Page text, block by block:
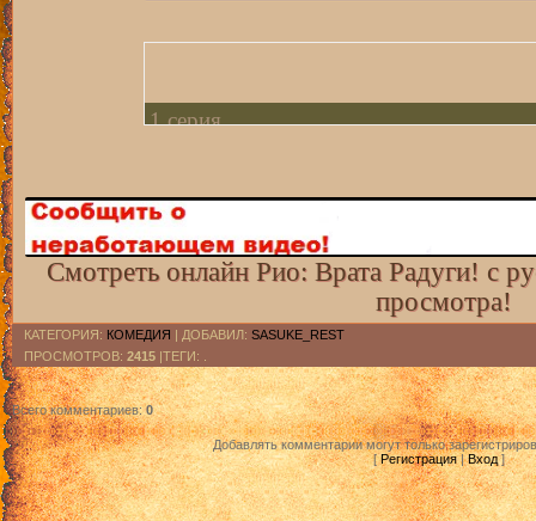
1 серия
3 серия
5 серия
6 серия
7 серия
Смотреть онлайн Рио: Врата Радуги! с
просмотра!
КАТЕГОРИЯ: КОМЕДИЯ | ДОБАВИЛ: SASUKE_REST
ПРОСМОТРОВ: 2415 |ТЕГИ: .
Всего комментариев:0
Добавлять комментарии могут только
[Регистрация|Вход]